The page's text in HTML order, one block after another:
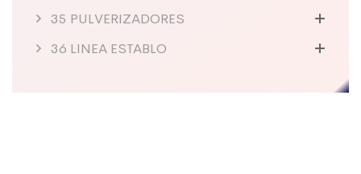
35 PULVERIZADORES
36 LINEA ESTABLO